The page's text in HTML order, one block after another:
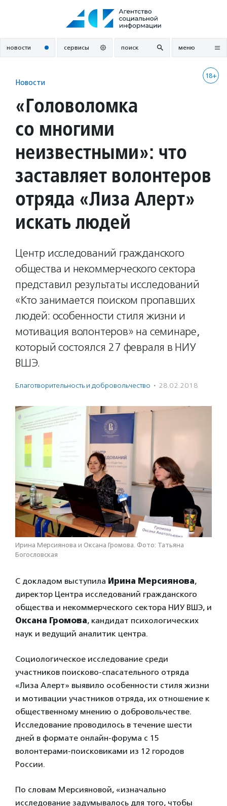
новости сервисы поиск меню
18+
Новости
«Головоломка
со многими
неизвестными»: что
заставляет волонтеров
отряда «Лиза Алерт»
искать людей
Центр исследований гражданского
общества и некоммерческого сектора
представил результаты исследований
«Кто занимается поиском пропавших
людей: особенности стиля жизни и
мотивация волонтеров» на семинаре,
который состоялся 27 февраля в НИУ
ВШЭ.
Благотвори­тель­ность и доброволь­чест­во · 28.02.2018
Ирина Мерсиянова и Оксана Громова. Фото: Татьяна
Богословская
С докладом выступила Ирина Мерсиянова,
директор Центра исследований гражданского
общества и некоммерческого сектора НИУ ВШЭ, и
Оксана Громова, кандидат психологических
наук и ведущий аналитик центра.
Социологическое исследование среди
участников поисково-спасательного отряда
«Лиза Алерт» выявило особенности стиля жизни
и мотивации участников отряда, их отношение к
общественному мнению о добровольчестве.
Исследование проводилось в течение шести
дней в формате онлайн-форума с 15
волонтерами-поисковиками из 12 городов
России.
По словам Мерсияновой, «изначально
исследование задумывалось для того, чтобы